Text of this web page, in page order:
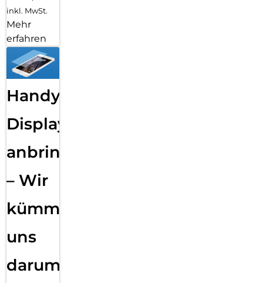
inkl. MwSt.
Mehr
erfahren
Handy
Displayfolie
anbringen
– Wir
kümmern
uns
darum!